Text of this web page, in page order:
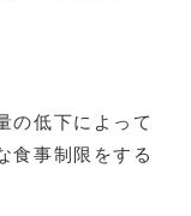
の低下によって
食事制限をする